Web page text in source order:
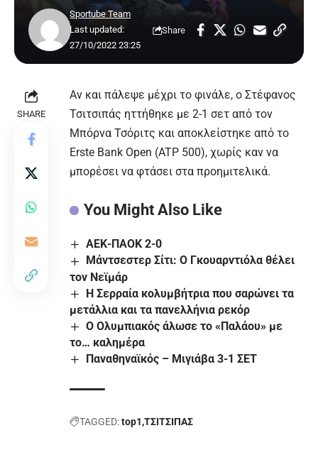
Last updated:
27/10/2022 23:25
Sportube Team
Share
SHARE
Αν και πάλεψε μέχρι το φινάλε, ο Στέφανος
Τσιτσιπάς ηττήθηκε με 2-1 σετ από τον
Μπόρνα Τσόριτς και αποκλείστηκε από το
Erste Bank Open (ATP 500), χωρίς καν να
μπορέσει να φτάσει στα προημιτελικά.
You Might Also Like
ΑΕΚ-ΠΑΟΚ 2-0
Μάντσεστερ Σίτι: Ο Γκουαρντιόλα θέλει
τον Νεϊμάρ
Η Σερραία κολυμβήτρια που σαρώνει τα
μετάλλια και τα πανελλήνια ρεκόρ
Ο Ολυμπιακός άλωσε το «Παλάου» με
το… καλημέρα
Παναθηναϊκός – Μιγιάβα 3-1 ΣΕΤ
TAGGED:top1 ΤΣΙΤΣΙΠΑΣ